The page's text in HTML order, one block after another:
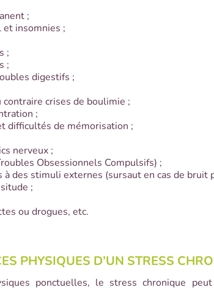
;
insomnies ;
;
;
digestifs ;
contraire crises de boulimie ;
;
difficultés de mémorisation ;
nerveux ;
Obsessionnels Compulsifs) ;
à des stimuli externes (sursaut en cas de bruit
;
ou drogues, etc.
PHYSIQUES D’UN STRESS
ponctuelles, le stress chronique